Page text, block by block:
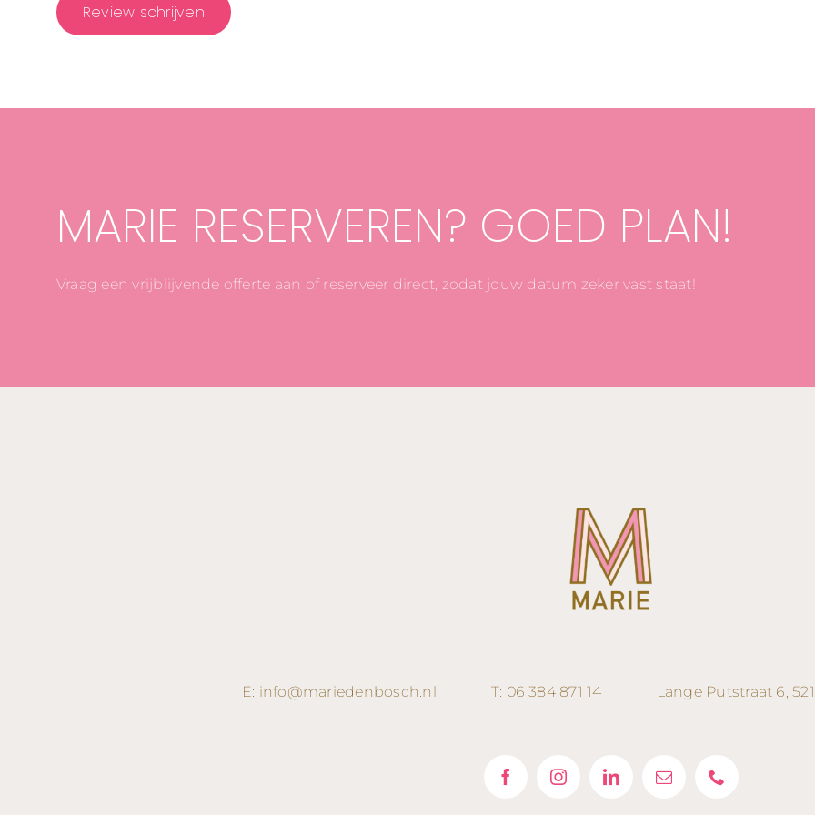
Review schrijven
MARIE RESERVEREN? GOED PLAN!
Vraag een vrijblijvende offerte aan of reserveer direct, zodat jouw datum zeker vast staat!
E: info@mariedenbosch.nl T: 06 384 871 14 Lange Putstraat 6,